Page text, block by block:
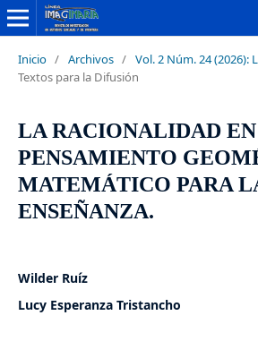
Inicio / Archivos / Vol. 2 Núm. 24 (2026):
Textos para la Difusión
LA RACIONALIDAD
PENSAMIENTO
MATEMÁTICO PARA
ENSEÑANZA.
Wilder Ruíz
Lucy Esperanza Tristancho